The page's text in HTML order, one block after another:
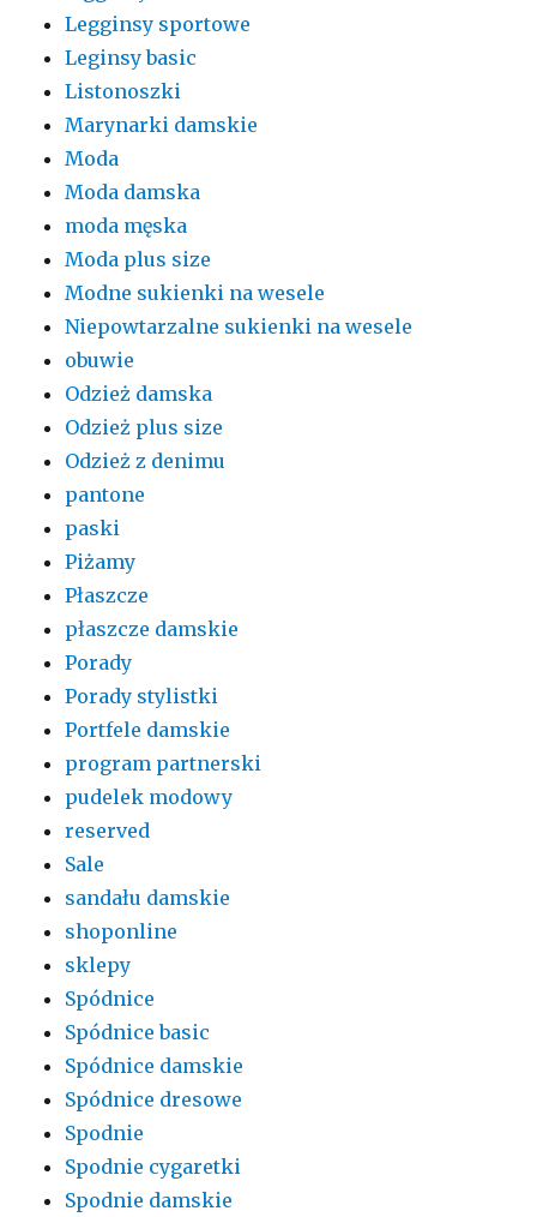
Legginsy sportowe
Leginsy basic
Listonoszki
Marynarki damskie
Moda
Moda damska
moda męska
Moda plus size
Modne sukienki na wesele
Niepowtarzalne sukienki na wesele
obuwie
Odzież damska
Odzież plus size
Odzież z denimu
pantone
paski
Piżamy
Płaszcze
płaszcze damskie
Porady
Porady stylistki
Portfele damskie
program partnerski
pudelek modowy
reserved
Sale
sandału damskie
shoponline
sklepy
Spódnice
Spódnice basic
Spódnice damskie
Spódnice dresowe
Spodnie
Spodnie cygaretki
Spodnie damskie